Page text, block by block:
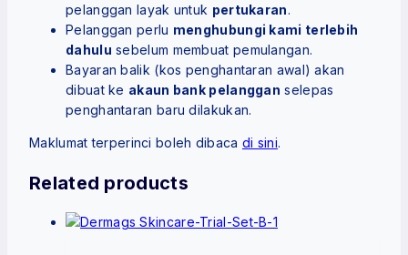
pelanggan layak untuk pertukaran.
Pelanggan perlu menghubungi kami terlebih
dahulu sebelum membuat pemulangan.
Bayaran balik (kos penghantaran awal) akan
dibuat ke akaun bank pelanggan selepas
penghantaran baru dilakukan.
Maklumat terperinci boleh dibaca di sini.
Related products